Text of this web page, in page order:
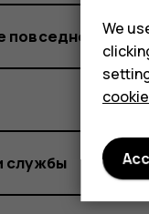
повседневных
службы
We